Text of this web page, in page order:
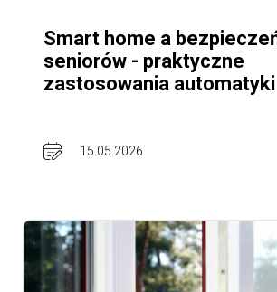
Smart home a
seniorów - praktyczne
zastosowania automatyki
15.05.2026